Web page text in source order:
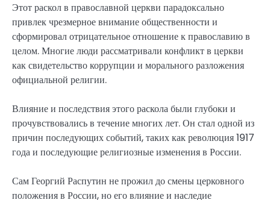
Этот раскол в православной церкви парадоксально
привлек чрезмерное внимание общественности и
сформировал отрицательное отношение к православию в
целом. Многие люди рассматривали конфликт в церкви
как свидетельство коррупции и морального разложения
официальной религии.
Влияние и последствия этого раскола были глубоки и
прочувствовались в течение многих лет. Он стал одной из
причин последующих событий, таких как революция 1917
года и последующие религиозные изменения в России.
Сам Георгий Распутин не прожил до смены церковного
положения в России, но его влияние и наследие